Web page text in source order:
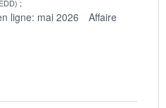
ligne: mai 2026
Affaire